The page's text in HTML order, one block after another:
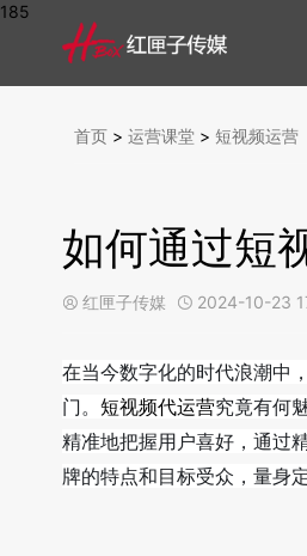
185
首页 > 运营课堂 > 短视频运营
如何通过短
 红匣子传媒  2024-10-23
在当今数字化的时代浪潮中
门。 短视频代运营究竟有何
精准地把握用户喜好，通过
牌的特点和目标受众，量身